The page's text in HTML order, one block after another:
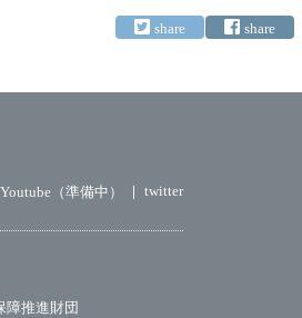
Youtube（準備中） twitter
障推進財団